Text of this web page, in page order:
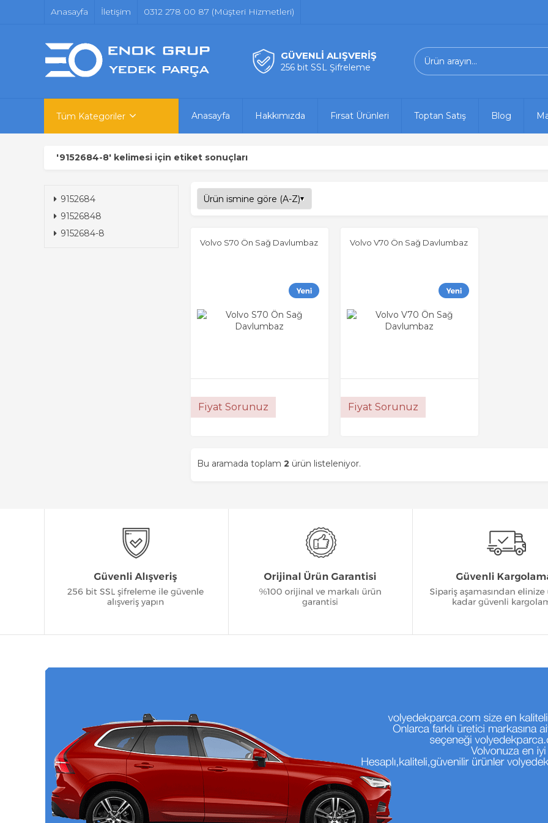
Anasayfa İletişim 0312 278 00 87 (Müşteri Hizmetleri)
GÜVENLİ ALIŞVERİŞ
256 bit SSL Şifreleme
Tüm Kategoriler Anasayfa Hakkımızda Fırsat Ürünleri Toptan Satış Blog
'9152684-8' kelimesi için etiket sonuçları
9152684
91526848
9152684-8
Volvo S70 Ön Sağ Davlumbaz
Fiyat Sorunuz
Volvo V70 Ön Sağ Davlumbaz
Fiyat Sorunuz
Bu aramada toplam 2 ürün listeleniyor.